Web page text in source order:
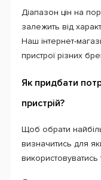
Діапазон цін на
залежить від
Наш інтернет-
пристрої різних
Як придбати
пристрій?
Щоб обрати
визначитись для